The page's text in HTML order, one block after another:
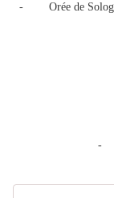
- Orée de Sologne
-